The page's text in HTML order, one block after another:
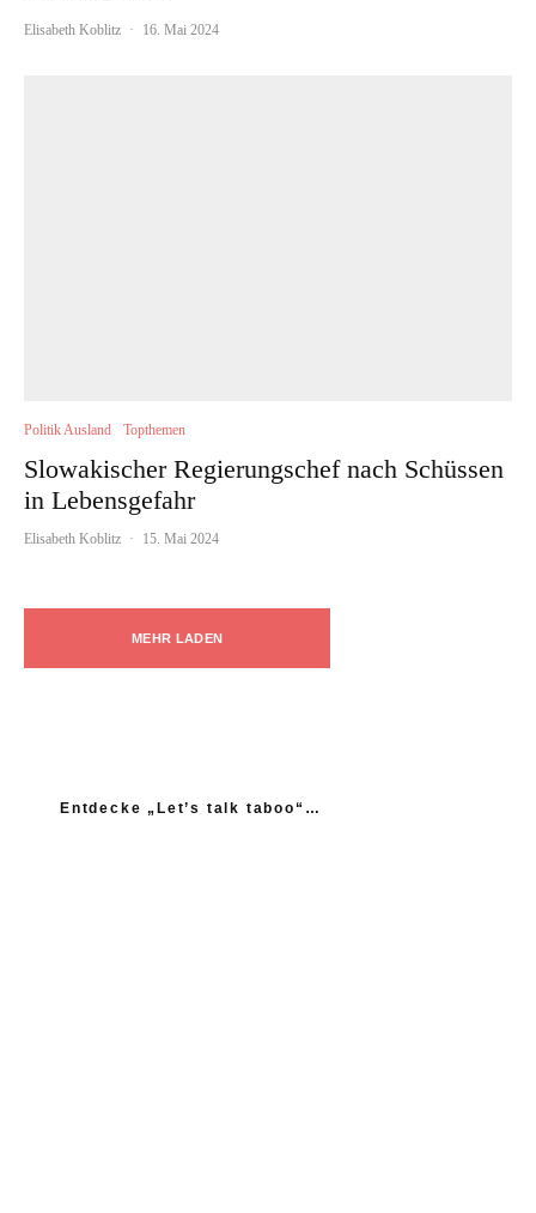
Elisabeth Koblitz · 16. Mai 2024
Politik Ausland Topthemen
Slowakischer Regierungschef nach Schüssen
in Lebensgefahr
Elisabeth Koblitz · 15. Mai 2024
MEHR LADEN
Entdecke „Let’s talk taboo“…